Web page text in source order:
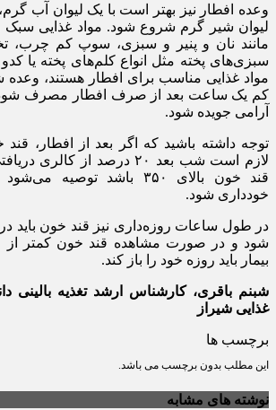
وعده افطار نیز بهتر است با یک لیوان آب
لیوان شیر گرم شروع شود. مواد غذایی سبک
مانند نان و پنیر و سبزی، سوپ کم چرب،
سبزی‌های پخته مثل انواع کلم‌های پخته یا
مواد غذایی مناسب برای افطار هستند،
کم یک ساعت بعد از صرف افطار مصرف
آرامی جویده شود.
لازم است شب بعد ۲۰ درصد از
قند خون بالای ۳۵۰ باشد
خودداری شود.
در طول ساعات روزه‌داری نیز قند خون باید
بیمار باید روزه خود را باز کند.
شبنم باقری، کارشناس ارشد تغذیه بالینی
غذایی شیراز
برچسب ها
این مطلب بدون برچسب می باشد.
نوشته های مشابه